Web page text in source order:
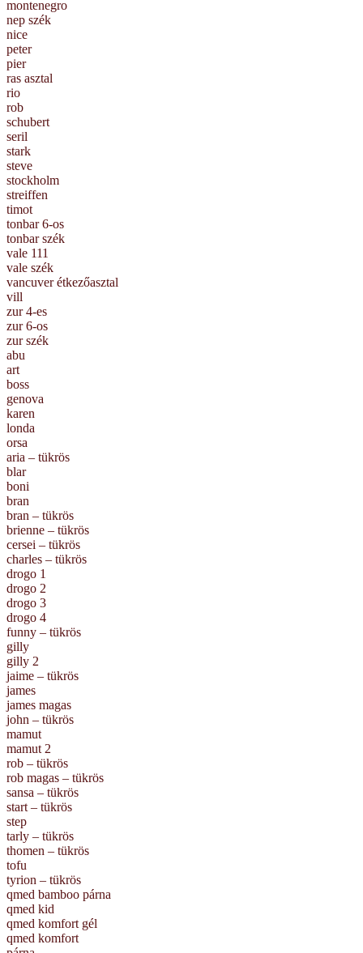
montenegro
nep szék
nice
peter
pier
ras asztal
rio
rob
schubert
seril
stark
steve
stockholm
streiffen
timot
tonbar 6-os
tonbar szék
vale 111
vale szék
vancuver étkezőasztal
vill
zur 4-es
zur 6-os
zur szék
abu
art
boss
genova
karen
londa
orsa
aria – tükrös
blar
boni
bran
bran – tükrös
brienne – tükrös
cersei – tükrös
charles – tükrös
drogo 1
drogo 2
drogo 3
drogo 4
funny – tükrös
gilly
gilly 2
jaime – tükrös
james
james magas
john – tükrös
mamut
mamut 2
rob – tükrös
rob magas – tükrös
sansa – tükrös
start – tükrös
step
tarly – tükrös
thomen – tükrös
tofu
tyrion – tükrös
qmed bamboo párna
qmed kid
qmed komfort gél
qmed komfort